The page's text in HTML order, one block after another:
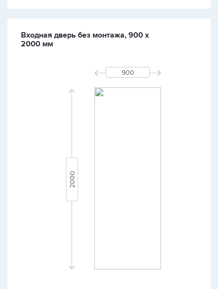
Входная дверь без монтажа, 900 х
2000 мм